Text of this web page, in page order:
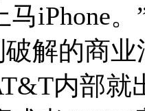
马iPhone
破解的商
内部就